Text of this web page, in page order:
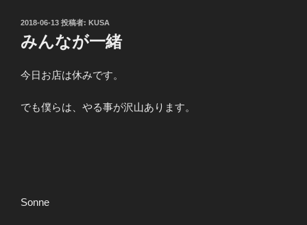
投
稿
日:
2018-06-13 投稿者: KUSA
みんなが一緒
今日お店は休みです。
でも僕らは、やる事が沢山あります。
Sonne